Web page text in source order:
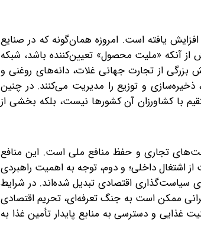
یافته است. امروزه همان‌گونه که در صنایع
از آنکه «ملیت محصول» تعیین‌کننده باشد، شبکه
از تجارت جهانی غلات، دانه‌های روغنی و
ذخیره‌سازی و توزیع را مدیریت می‌کنند. در چنین
با کشاورزان آن کشورها نیست، بلکه بخشی از
تجاری و حفظ منافع ملی است. این منافع
داخلی؛ و دوم، توجه به اهمیت راهبردی
سیاست‌گذاری اقتصادی تبدیل شده‌اند. در شرایط
ممکن است به جنگ تعرفه‌ای، تحریم اقتصادی
و دسترسی به منابع پایدار تأمین غذا به